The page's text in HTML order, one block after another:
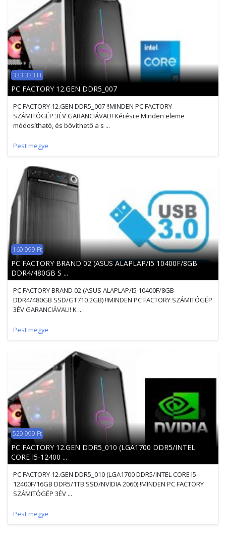
333 333 Ft
PC FACTORY 12.GEN DDR5_007
PC FACTORY 12.GEN DDR5_007 !!MINDEN PC FACTORY
SZÁMITÓGÉP 3ÉV GARANCIÁVAL!! Kérésre Minden eleme
módosítható, és bővíthető a s ...
Pest megye
169 999 Ft
PC FACTORY BRAND 02 (ASUS ALAPLAP/I5 10400F/8GB
DDR4/480GB S ...
PC FACTORY BRAND 02 (ASUS ALAPLAP/I5 10400F/8GB
DDR4/480GB SSD/GT710 2GB) !!MINDEN PC FACTORY SZÁMITÓGÉP
3ÉV GARANCIÁVAL!! K ...
Pest megye
529 999 Ft
PC FACTORY 12.GEN DDR5_010 (LGA1700 DDR5/INTEL
CORE I5-12400 ...
PC FACTORY 12.GEN DDR5_010 (LGA1700 DDR5/INTEL CORE I5-
12400F/16GB DDR5/1TB SSD/NVIDIA 2060) !MINDEN PC FACTORY
SZÁMITÓGÉP 3ÉV ...
Pest megye